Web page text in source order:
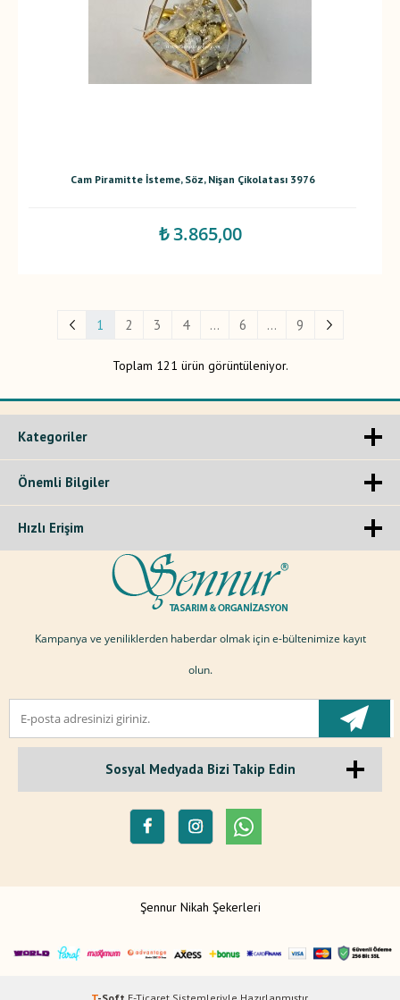
Cam Piramitte İsteme, Söz, Nişan Çikolatası 3976
₺ 3.865,00
1 2 3 4 ... 6 ... 9
Toplam 121 ürün görüntüleniyor.
Kategoriler
Önemli Bilgiler
Hızlı Erişim
Kampanya ve yeniliklerden haberdar olmak için e-bültenimize kayıt
olun.
Sosyal Medyada Bizi Takip Edin
Şennur Nikah Şekerleri